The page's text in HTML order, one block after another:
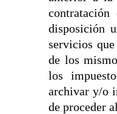
disposición
servicios
de los
los
archivar y/o
de proceder